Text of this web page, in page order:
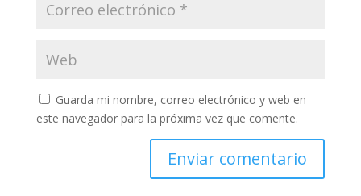
Guarda mi nombre, correo electrónico y web en
este navegador para la próxima vez que comente.